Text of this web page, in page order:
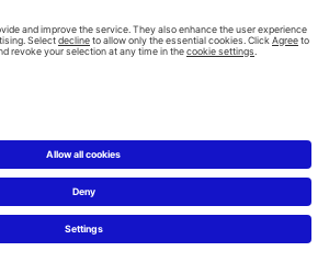
Miska toaletowa wisząca
DuraStyle #254259